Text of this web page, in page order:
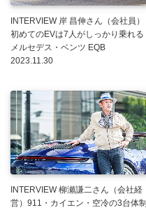
INTERVIEW 岸 昌伸さん（会社員）
初めてのEVは7人がしっかり乗れる
メルセデス・ベンツ EQB
2023.11.30
INTERVIEW 柳瀬謙二さん（会社経
営）911・カイエン・空冷の3台体制